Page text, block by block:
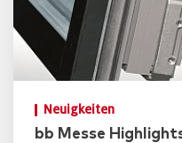
Neuigkeiten
bb Messe